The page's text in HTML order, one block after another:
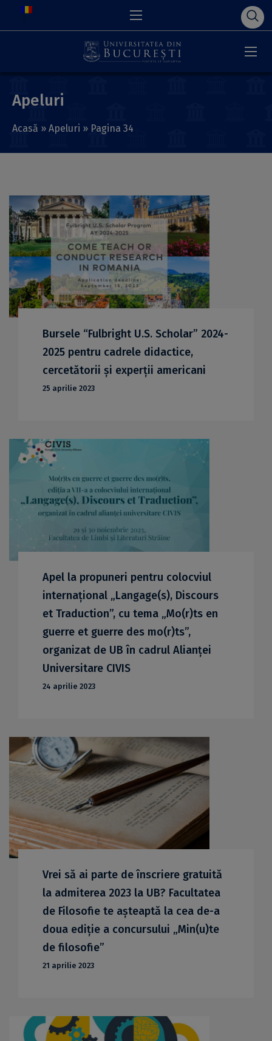
Apeluri
Acasă » Apeluri » Pagina 34
Bursele “Fulbright U.S. Scholar” 2024-
2025 pentru cadrele didactice,
cercetătorii și experții americani
25 aprilie 2023
Apel la propuneri pentru colocviul
internaţional „Langage(s), Discours
et Traduction”, cu tema „Mo(r)ts en
guerre et guerre des mo(r)ts”,
organizat de UB în cadrul Alianţei
Universitare CIVIS
24 aprilie 2023
Vrei să ai parte de înscriere gratuită
la admiterea 2023 la UB? Facultatea
de Filosofie te așteaptă la cea de-a
doua ediție a concursului „Min(u)te
de filosofie”
21 aprilie 2023